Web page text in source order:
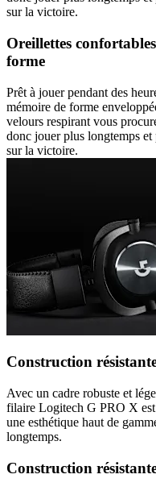
sur la victoire.
Oreillettes
forme
Prêt à jouer pendant des
mémoire de forme
velours respirant vous
donc jouer plus longtemps
sur la victoire.
Construction
Avec un cadre robuste et
filaire Logitech G PRO X
une esthétique haut de
longtemps.
Construction